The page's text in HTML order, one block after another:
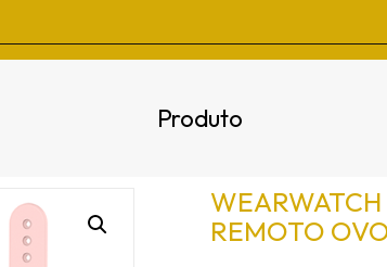
Produto
REMOTO